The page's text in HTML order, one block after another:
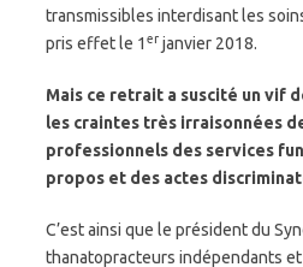
transmissibles interdisant les
pris effet le 1 er janvier 2018.
Mais ce retrait a suscité un vif
les craintes très irraisonnées
professionnels des services
propos et des actes
C’est ainsi que le président du
thanatopracteurs indépendants